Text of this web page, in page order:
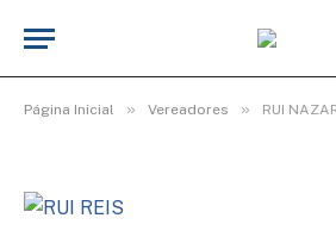
Página Inicial » Vereadores » RUI